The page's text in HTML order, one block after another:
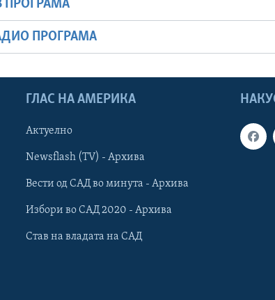
ПРОГРАМА
ПРОГРАМА
ГЛАС НА АМЕРИКА
Актуелно
Newsflash (TV) - Архива
Вести од САД во минута - Архива
Избори во САД 2020 - Архива
Став на владата на САД